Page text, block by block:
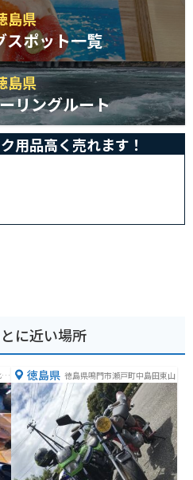
島県
スポット一覧
島県
リングルート
用品高く売れます！
に近い場所
徳島県 徳島県鳴門市瀬戸町中島田東山